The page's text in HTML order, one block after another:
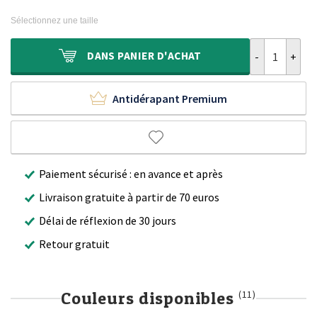
989,90 €.
679,90 €.
Sélectionnez une taille
DANS PANIER D'ACHAT
Antidérapant Premium
Paiement sécurisé : en avance et après
Livraison gratuite à partir de 70 euros
Délai de réflexion de 30 jours
Retour gratuit
Couleurs disponibles (11)